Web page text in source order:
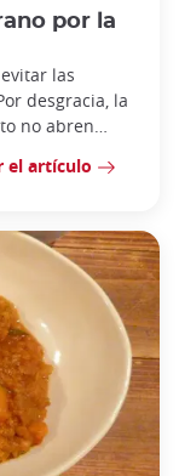
por la
las
desgracia, la
no abren
el artículo